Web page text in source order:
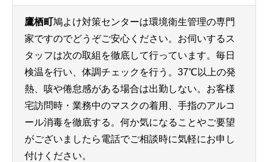
鷹栖町鳩よけ対策センターは環境衛生管理の専門
家ですのでどうぞご安心ください。お伺いするス
タッフは次の取組を徹底して行っています。毎日
検温を行い、体調チェックを行う。37℃以上の発
熱、咳や倦怠感がある場合は出勤しない。お客様
宅訪問時・業務中のマスクの着用、手指のアルコ
ール消毒を徹底する。何か気になることやご要望
がございましたら電話でご相談時に気軽にお申し
付けください。